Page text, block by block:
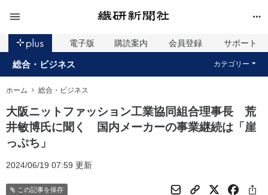
電子版 購読案内 会員登録 サポート
総合・ビジネス カテゴリー
ホーム 総合・ビジネス
大阪ニットファッション工業協同組合理事長 荒
井敏博氏に聞く 国内メーカーの事業継続は「崖
っぷち」
2024/06/19 07:59 更新
この記事を保存